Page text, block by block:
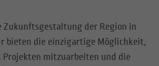
Zukunftsgestaltung der Region in
bieten die einzigartige Möglichkeit,
Projekten mitzuarbeiten und die